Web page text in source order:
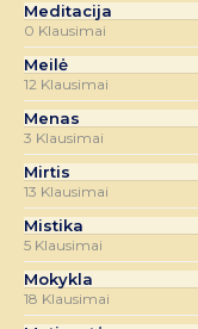
Meditacija
0 Klausimai
Meilė
12 Klausimai
Menas
3 Klausimai
Mirtis
13 Klausimai
Mistika
5 Klausimai
Mokykla
18 Klausimai